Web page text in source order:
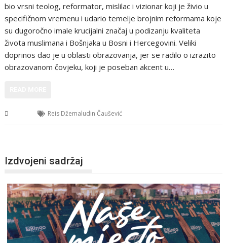
bio vrsni teolog, reformator, mislilac i vizionar koji je živio u
specifičnom vremenu i udario temelje brojnim reformama koje
su dugoročno imale krucijalni značaj u podizanju kvaliteta
života muslimana i Bošnjaka u Bosni i Hercegovini. Veliki
doprinos dao je u oblasti obrazovanja, jer se radilo o izrazito
obrazovanom čovjeku, koji je poseban akcent u…
Reis Džemaludin Čaušević
Izdvojeni sadržaj